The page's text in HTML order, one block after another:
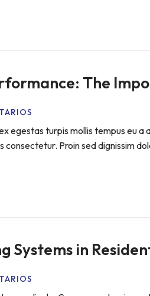
The
egestas turpis mollis tempus eu
consectetur. Proin sed dignissim
Systems in